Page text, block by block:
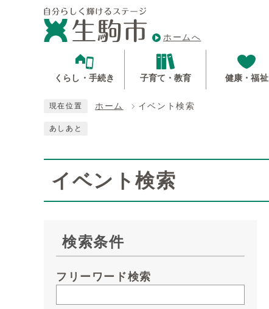
ホームへ
くらし・手続き 子育て・教育 健康・福祉
現在位置 ホーム イベント検索
あしあと
イベント検索
検索条件
フリーワード検索